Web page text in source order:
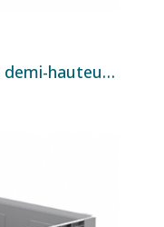
Caisse-palette industrielle demi-hauteur 330 L 1200x800x580 mm - Version 2 semelles